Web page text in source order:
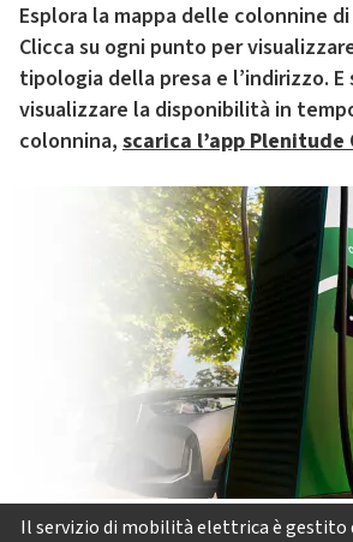
Esplora la mappa delle colonnine
Clicca su ogni punto per
tipologia della presa e l’indirizzo. E
visualizzare la disponibilità in
colonnina, scarica l’app Plenitude
Il servizio di mobilità elettrica è gestito